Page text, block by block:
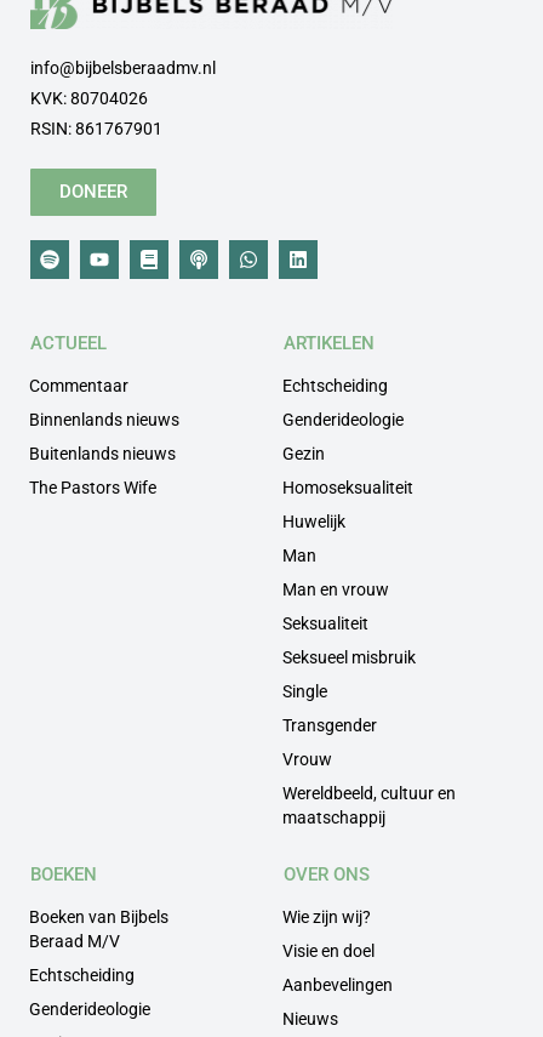
info@bijbelsberaadmv.nl
KVK: 80704026
RSIN: 861767901
DONEER
ACTUEEL
Commentaar
Binnenlands nieuws
Buitenlands nieuws
The Pastors Wife
ARTIKELEN
Echtscheiding
Genderideologie
Gezin
Homoseksualiteit
Huwelijk
Man
Man en vrouw
Seksualiteit
Seksueel misbruik
Single
Transgender
Vrouw
Wereldbeeld, cultuur en
maatschappij
BOEKEN
Boeken van Bijbels
Beraad M/V
Echtscheiding
Genderideologie
OVER ONS
Wie zijn wij?
Visie en doel
Aanbevelingen
Nieuws